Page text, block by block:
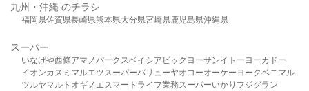
九州・沖縄 のチラシ
福岡県佐賀県長崎県熊本県大分県宮崎県鹿児島県沖縄県
スーパー
いなげや西條アマノパークスベイシア ビッグヨーサンイトーヨーカドー
イオンカスミ マルエツスーパーバリューヤオコーオーケー ヨークベニマル
ツルヤマルト オギノ エスマート ライフ業務スーパーいかり フジグラン